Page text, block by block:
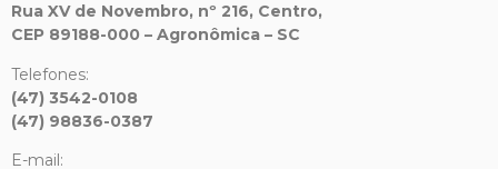
Rua XV de Novembro, nº 216, Centro,
CEP 89188-000 – Agronômica – SC
Telefones:
(47) 3542-0108
(47) 98836-0387
E-mail: